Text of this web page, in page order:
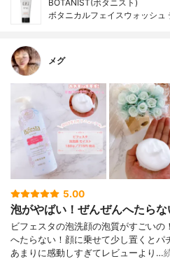
BOTANIST(ボタニスト)
ボタニカルフェイスウォッシュ
メグ
5.00
泡がやばい！ぜんぜんへたらな
ビフェスタの泡洗顔の泡質がすごいの
へたらない！顔に乗せて少し置くとパ
あまりに感動しすぎてレビューより…